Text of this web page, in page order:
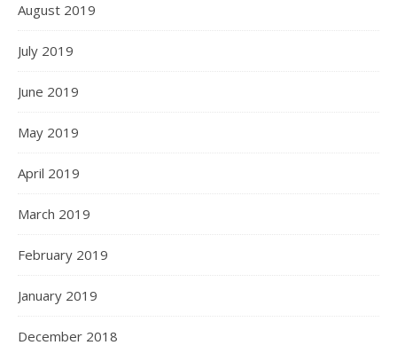
August 2019
July 2019
June 2019
May 2019
April 2019
March 2019
February 2019
January 2019
December 2018